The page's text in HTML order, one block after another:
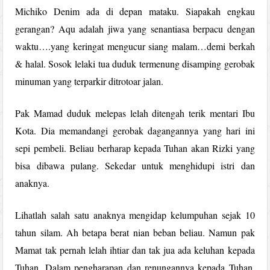
Michiko Denim ada di depan mataku. Siapakah engkau
gerangan? Aqu adalah jiwa yang senantiasa berpacu dengan
waktu….yang keringat mengucur siang malam…demi berkah
& halal. Sosok lelaki tua duduk termenung disamping gerobak
minuman yang terparkir ditrotoar jalan.
Pak Mamad duduk melepas lelah ditengah terik mentari Ibu
Kota. Dia memandangi gerobak dagangannya yang hari ini
sepi pembeli. Beliau berharap kepada Tuhan akan Rizki yang
bisa dibawa pulang. Sekedar untuk menghidupi istri dan
anaknya.
Lihatlah salah satu anaknya mengidap kelumpuhan sejak 10
tahun silam. Ah betapa berat nian beban beliau. Namun pak
Mamat tak pernah lelah ihtiar dan tak jua ada keluhan kepada
Tuhan, Dalam pengharapan dan renungannya kepada Tuhan,